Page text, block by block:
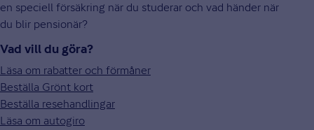
en speciell försäkring när du studerar och vad händer när
du blir pensionär?
Vad vill du göra?
Läsa om rabatter och förmåner
Beställa Grönt kort
Beställa resehandlingar
Läsa om autogiro